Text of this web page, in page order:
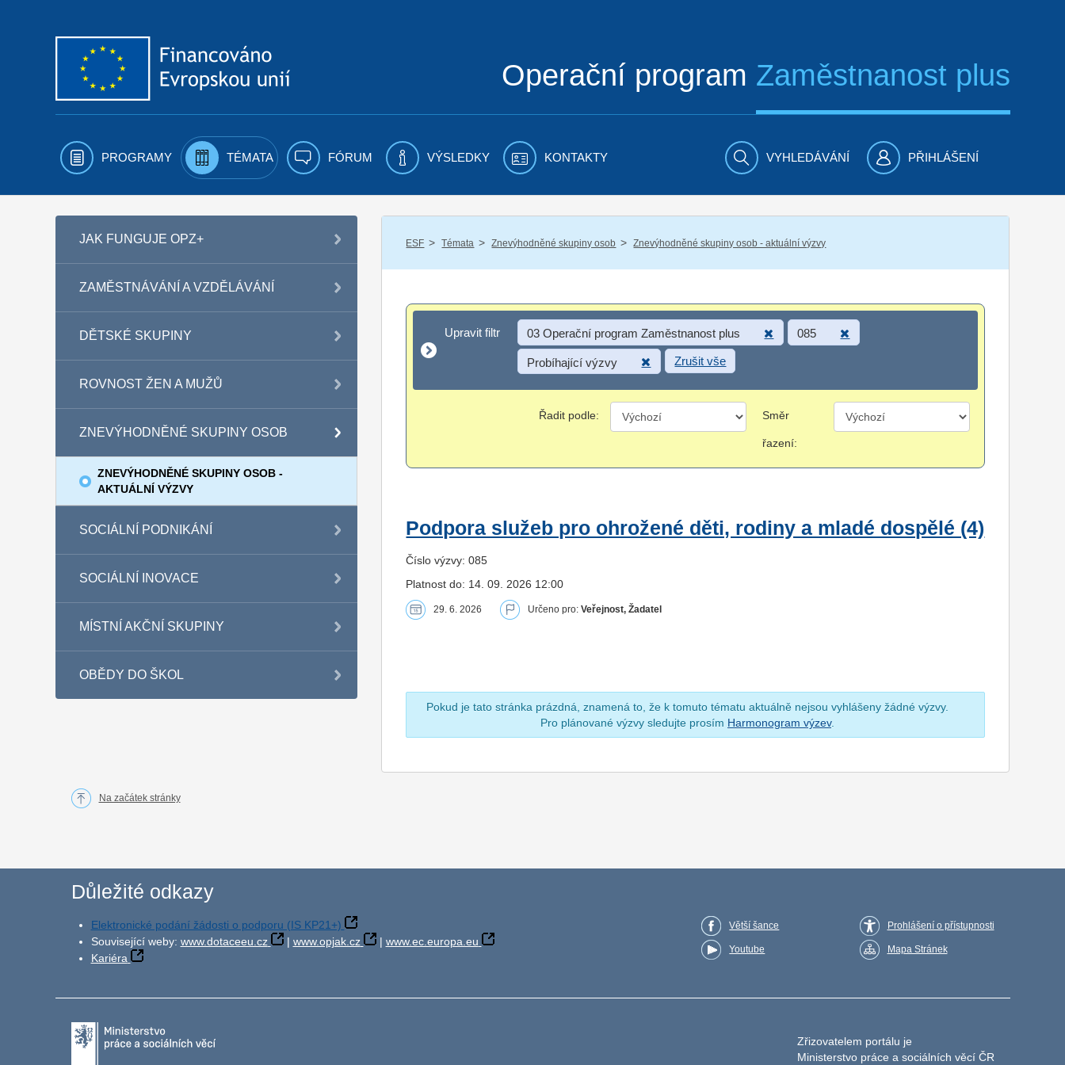
Operační program Zaměstnanost plus
PROGRAMY TÉMATA FÓRUM VÝSLEDKY KONTAKTY VYHLEDÁVÁNÍ PŘIHLÁŠENÍ
JAK FUNGUJE OPZ+
ZAMĚSTNÁVÁNÍ A VZDĚLÁVÁNÍ
DĚTSKÉ SKUPINY
ROVNOST ŽEN A MUŽŮ
ZNEVÝHODNĚNÉ SKUPINY OSOB
ZNEVÝHODNĚNÉ SKUPINY OSOB -
AKTUÁLNÍ VÝZVY
SOCIÁLNÍ PODNIKÁNÍ
SOCIÁLNÍ INOVACE
MÍSTNÍ AKČNÍ SKUPINY
OBĚDY DO ŠKOL
ESF / Témata / Znevýhodněné skupiny osob / Znevýhodněné skupiny osob - aktuální výzvy
Upravit filtr
Upravit filtr 03 Operační program Zaměstnanost plus 085
Probíhající výzvy Zrušit vše
Řadit podle: Směr
řazení:
Podpora služeb pro ohrožené děti, rodiny a mladé dospělé (4)
Číslo výzvy: 085
Platnost do: 14. 09. 2026 12:00
29. 6. 2026 Určeno pro:Veřejnost, Žadatel
Pokud je tato stránka prázdná, znamená to, že k tomuto tématu aktuálně nejsou vyhlášeny žádné výzvy.
Pro plánované výzvy sledujte prosím Harmonogram výzev.
Na začátek stránky
Důležité odkazy
Elektronické podání žádosti o podporu (IS KP21+)
Související weby: www.dotaceeu.cz | www.opjak.cz | www.ec.europa.eu
Kariéra
Větší šance
Youtube
Prohlášení o přístupnosti
Mapa Stránek
Zřizovatelem portálu je
Ministerstvo práce a sociálních věcí ČR